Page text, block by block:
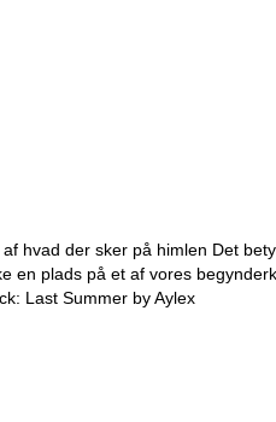
hvad der sker på himlen Det
en plads på et af vores
Last Summer by Aylex